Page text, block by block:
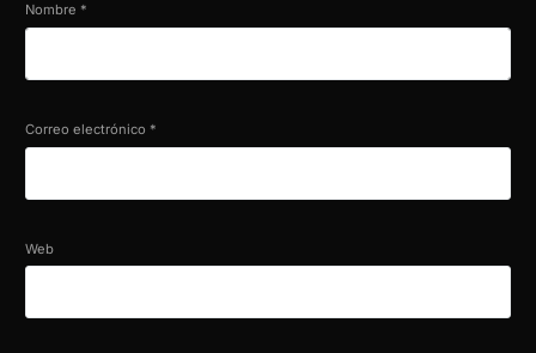
Nombre *
Correo electrónico *
Web